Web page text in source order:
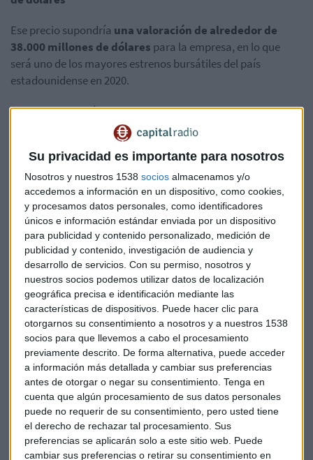
Su privacidad es importante para nosotros
Nosotros y nuestros 1538 socios almacenamos y/o
accedemos a información en un dispositivo, como cookies,
y procesamos datos personales, como identificadores
únicos e información estándar enviada por un dispositivo
para publicidad y contenido personalizado, medición de
publicidad y contenido, investigación de audiencia y
desarrollo de servicios. Con su permiso, nosotros y
nuestros socios podemos utilizar datos de localización
geográfica precisa e identificación mediante las
características de dispositivos. Puede hacer clic para
otorgarnos su consentimiento a nosotros y a nuestros 1538
socios para que llevemos a cabo el procesamiento
previamente descrito. De forma alternativa, puede acceder
a información más detallada y cambiar sus preferencias
antes de otorgar o negar su consentimiento. Tenga en
cuenta que algún procesamiento de sus datos personales
puede no requerir de su consentimiento, pero usted tiene
el derecho de rechazar tal procesamiento. Sus
preferencias se aplicarán solo a este sitio web. Puede
cambiar sus preferencias o retirar su consentimiento en
Ese precio supondría una valoración de alrededor de
38.000 millones de dólares para la empresa, en lo que
será uno de los mayores estrenos bursátiles del país
estadounidense en 2020.
DoorDash se había propuesto vender 33 millones de
precio de entre 90 y 95 dólares cada una
anteriormente había apuntado a un rango de precios de
entre 75 y 85 dólares. Finalmente, unos 102 dólares será el
precio de cada título.
Aumento de los ingresos pese a la
pandemia
La firmaingresó 1.916 millones de dólaresen los
primeros nueve meses de 2020, más del cuádruple de los que
logró en el mismo periodo de 2019.
Ese dato ha contrarrestado los efectos de la pandemia y ha
permitido a DoorDashreducir sus pérdidas acumuladas
desde los 534 millones de dólares en los primeros nueve
meses de 2019 hasta 149 millones.
La oferta pública de DoorDash está dirigida porGoldman
Sachs Group y JP MorganChase, con Barclays, Deutsche
Bank AG, RBC Capital Markets y UBS Group AG también en el
acuerdo.